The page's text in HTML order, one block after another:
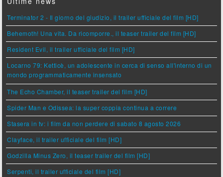
Terminator 2 - Il giorno del giudizio, il trailer ufficiale del film [HD]
Behemoth! Una vita. Da ricomporre., il teaser trailer del film [HD]
Resident Evil, il trailer ufficiale del film [HD]
Locarno 79: Ketticè, un adolescente in cerca di senso all'interno di un
mondo programmaticamente insensato
The Echo Chamber, il teaser trailer del film [HD]
Spider Man e Odissea: la super coppia continua a correre
Stasera in tv: i film da non perdere di sabato 8 agosto 2026
Clayface, il trailer ufficiale del film [HD]
Godzilla Minus Zero, il teaser trailer del film [HD]
Serpenti, il trailer ufficiale del film [HD]